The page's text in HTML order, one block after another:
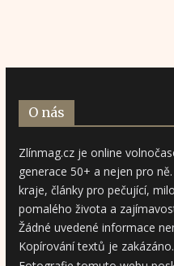
O nás
Zlínmag.cz je online
generace 50+ a nejen pro
kraje, články pro pečující,
pomalého života a
Žádné uvedené informace
Kopírování textů je zakázáno.